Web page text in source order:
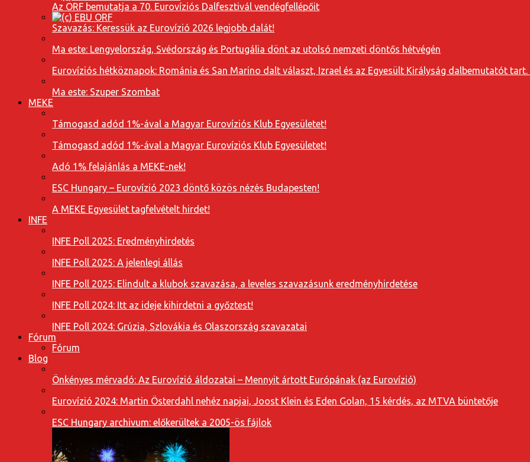
Az ORF bemutatja a 70. Eurovíziós Dalfesztivál vendégfellépőit
Szavazás: Keressük az Eurovízió 2026 legjobb dalát!
Ma este: Lengyelország, Svédország és Portugália dönt az utolsó nemzeti döntős hétvégén
Eurovíziós hétköznapok: Románia és San Marino dalt választ, Izrael és az Egyesült Királyság dalbemutatót tart.
Ma este: Szuper Szombat
MEKE
Támogasd adód 1%-ával a Magyar Eurovíziós Klub Egyesületet!
Támogasd adód 1%-ával a Magyar Eurovíziós Klub Egyesületet!
Adó 1% felajánlás a MEKE-nek!
ESC Hungary – Eurovízió 2023 döntő közös nézés Budapesten!
A MEKE Egyesület tagfelvételt hirdet!
INFE
INFE Poll 2025: Eredményhirdetés
INFE Poll 2025: A jelenlegi állás
INFE Poll 2025: Elindult a klubok szavazása, a leveles szavazásunk eredményhirdetése
INFE Poll 2024: Itt az ideje kihirdetni a győztest!
INFE Poll 2024: Grúzia, Szlovákia és Olaszország szavazatai
Fórum
Fórum
Blog
Önkényes mérvadó: Az Eurovízió áldozatai – Mennyit ártott Európának (az Eurovízió)
Eurovízió 2024: Martin Österdahl nehéz napjai, Joost Klein és Eden Golan, 15 kérdés, az MTVA büntetője
ESC Hungary archivum: előkerültek a 2005-ös fájlok